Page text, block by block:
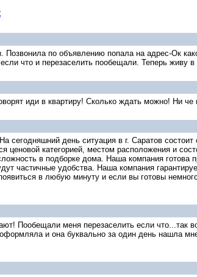
по объявлению попала на адрес-Ок
что и перезаселить пообещали. Теперь живу
иди в квартиру! Сколько ждать можно! Ни че
день ситуация в г. Саратов
ценовой категорией, местом расположения и
в подборке дома. Наша компания
частичные удобства. Наша компания
в любую минуту и если вы готовы
Пообещали меня перезаселить если что...так
и она буквально за один день нашла